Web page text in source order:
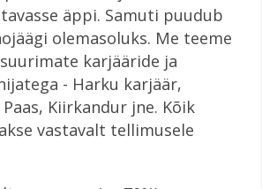
äppi. Samuti puudub
olemasoluks. Me teeme
karjääride ja
- Harku karjäär,
Kiirkandur jne. Kõik
vastavalt tellimusele